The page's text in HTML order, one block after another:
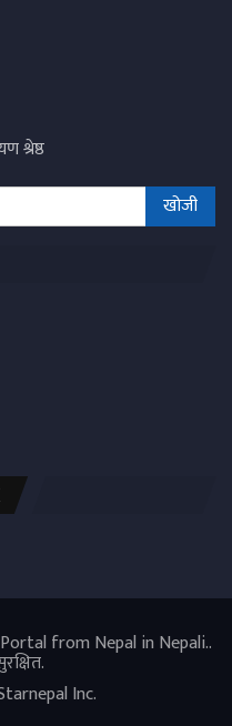
श्रेष्ठ
from Nepal in Nepali..
Inc.